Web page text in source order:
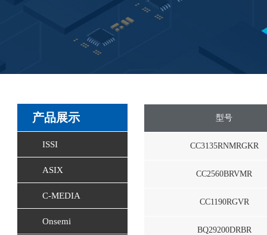
产品展示
ISSI
ASIX
C-MEDIA
Onsemi
型号
CC3135RNMRGKR
CC2560BRVMR
CC1190RGVR
BQ29200DRBR